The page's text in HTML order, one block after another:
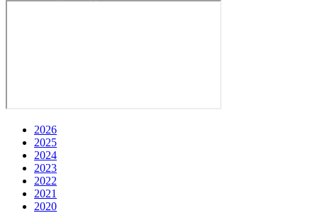
2026
2025
2024
2023
2022
2021
2020